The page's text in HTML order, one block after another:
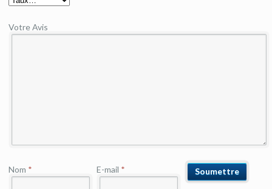
Votre Avis
Nom * E-mail *